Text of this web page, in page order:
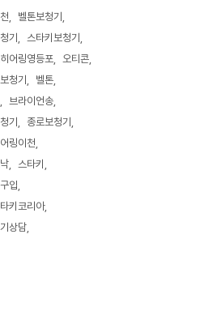
벨톤보청기
기
스타키보청기
어링영등포
오티콘
청기
벨톤
브라이언송
기
종로보청기
링이천
스타키
입
키코리아
상담